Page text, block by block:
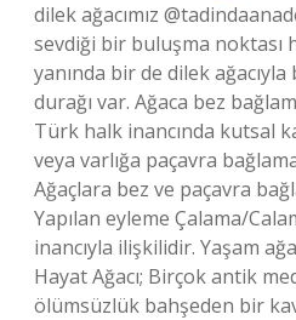
dilek ağacımız
sevdiği bir buluşma noktası
yanında bir de dilek
durağı var. Ağaca bez
Türk halk inancında kutsal
veya varlığa paçavra
Ağaçlara bez ve paçavra
Yapılan eyleme Çalama/
inancıyla ilişkilidir. Yaşam
Hayat Ağacı; Birçok antik
ölümsüzlük bahşeden bir